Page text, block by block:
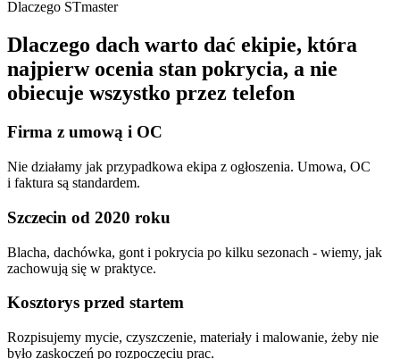
Dlaczego STmaster
Dlaczego dach warto dać ekipie, która
najpierw ocenia stan pokrycia, a nie
obiecuje wszystko przez telefon
Firma z umową i OC
Nie działamy jak przypadkowa ekipa z ogłoszenia. Umowa, OC
i faktura są standardem.
Szczecin od 2020 roku
Blacha, dachówka, gont i pokrycia po kilku sezonach - wiemy, jak
zachowują się w praktyce.
Kosztorys przed startem
Rozpisujemy mycie, czyszczenie, materiały i malowanie, żeby nie
było zaskoczeń po rozpoczęciu prac.